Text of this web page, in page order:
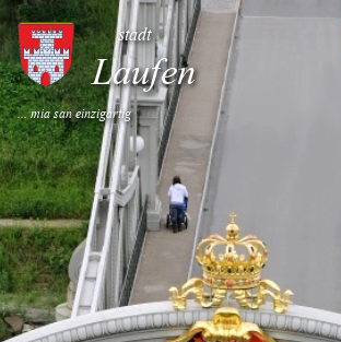
stadt
Laufen
... mia san einzigartig
Startseite
Teilen